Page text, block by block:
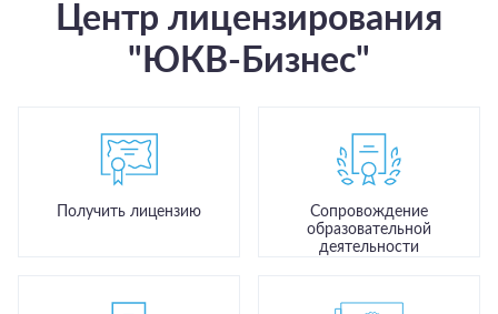
Центр лицензирования
"ЮКВ-Бизнес"
Получить лицензию
Сопровождение
образовательной
деятельности